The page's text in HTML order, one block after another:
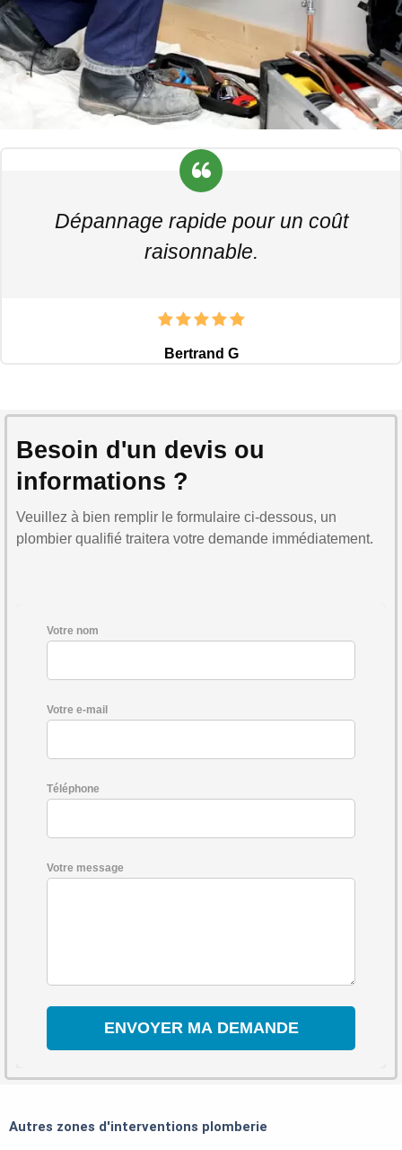
Dépannage rapide pour un coût
raisonnable.
Bertrand G
Besoin d'un devis ou
informations ?
Veuillez à bien remplir le formulaire ci-dessous, un
plombier qualifié traitera votre demande immédiatement.
Votre nom
Votre e-mail
Téléphone
Votre message
Autres zones d'interventions plomberie